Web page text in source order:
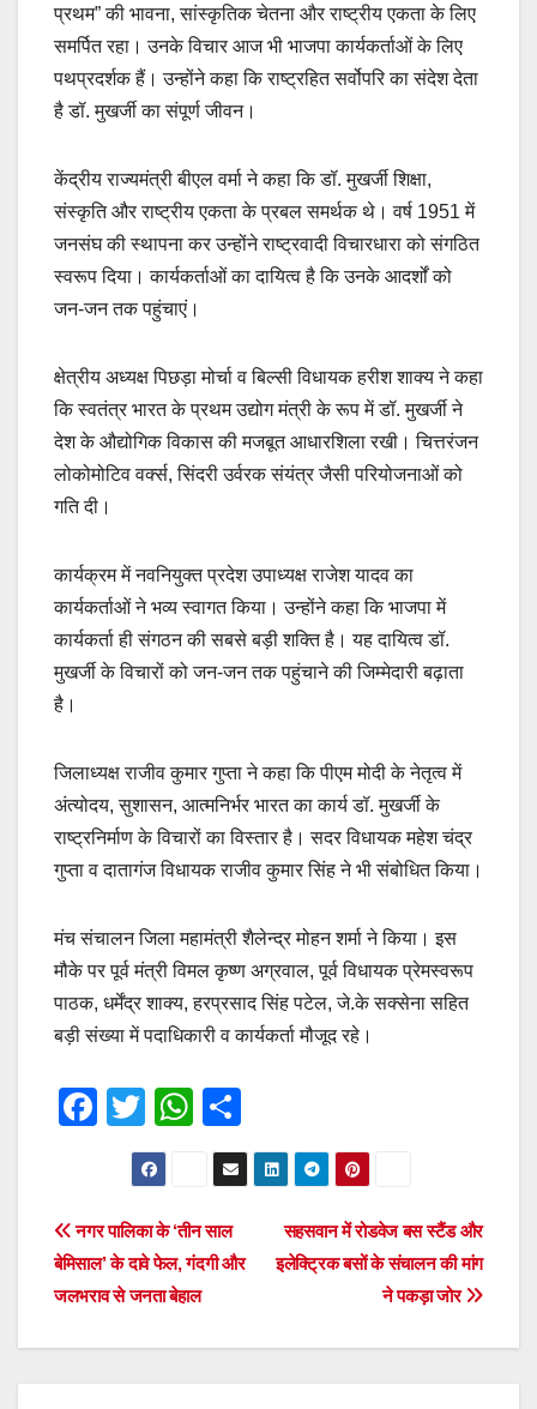
प्रथम” की भावना, सांस्कृतिक चेतना और राष्ट्रीय एकता के लिए
समर्पित रहा। उनके विचार आज भी भाजपा कार्यकर्ताओं के लिए
पथप्रदर्शक हैं। उन्होंने कहा कि राष्ट्रहित सर्वोपरि का संदेश देता
है डॉ. मुखर्जी का संपूर्ण जीवन।
केंद्रीय राज्यमंत्री बीएल वर्मा ने कहा कि डॉ. मुखर्जी शिक्षा,
संस्कृति और राष्ट्रीय एकता के प्रबल समर्थक थे। वर्ष 1951 में
जनसंघ की स्थापना कर उन्होंने राष्ट्रवादी विचारधारा को संगठित
स्वरूप दिया। कार्यकर्ताओं का दायित्व है कि उनके आदर्शों को
जन-जन तक पहुंचाएं।
क्षेत्रीय अध्यक्ष पिछड़ा मोर्चा व बिल्सी विधायक हरीश शाक्य ने कहा
कि स्वतंत्र भारत के प्रथम उद्योग मंत्री के रूप में डॉ. मुखर्जी ने
देश के औद्योगिक विकास की मजबूत आधारशिला रखी। चित्तरंजन
लोकोमोटिव वर्क्स, सिंदरी उर्वरक संयंत्र जैसी परियोजनाओं को
गति दी।
कार्यक्रम में नवनियुक्त प्रदेश उपाध्यक्ष राजेश यादव का
कार्यकर्ताओं ने भव्य स्वागत किया। उन्होंने कहा कि भाजपा में
कार्यकर्ता ही संगठन की सबसे बड़ी शक्ति है। यह दायित्व डॉ.
मुखर्जी के विचारों को जन-जन तक पहुंचाने की जिम्मेदारी बढ़ाता
है।
जिलाध्यक्ष राजीव कुमार गुप्ता ने कहा कि पीएम मोदी के नेतृत्व में
अंत्योदय, सुशासन, आत्मनिर्भर भारत का कार्य डॉ. मुखर्जी के
राष्ट्रनिर्माण के विचारों का विस्तार है। सदर विधायक महेश चंद्र
गुप्ता व दातागंज विधायक राजीव कुमार सिंह ने भी संबोधित किया।
मंच संचालन जिला महामंत्री शैलेन्द्र मोहन शर्मा ने किया। इस
मौके पर पूर्व मंत्री विमल कृष्ण अग्रवाल, पूर्व विधायक प्रेमस्वरूप
पाठक, धर्मेंद्र शाक्य, हरप्रसाद सिंह पटेल, जे.के सक्सेना सहित
बड़ी संख्या में पदाधिकारी व कार्यकर्ता मौजूद रहे।
F
e
b
o
o
T
wi
tt
er
W
h
at
s
A
p
p
h
ar
Post
navigation
सहसवान में रोडवेज बस स्टैंड और
इलेक्ट्रिक बसों के संचालन की मांग
ने पकड़ा जोर
नगर पालिका के ‘तीन साल
बेमिसाल’ के दावे फेल, गंदगी और
जलभराव से जनता बेहाल